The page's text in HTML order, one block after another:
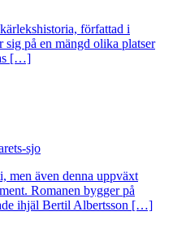
författad i
sig på en mängd olika platser
[…]
men även denna uppväxt
Romanen bygger på
ihjäl Bertil Albertsson […]